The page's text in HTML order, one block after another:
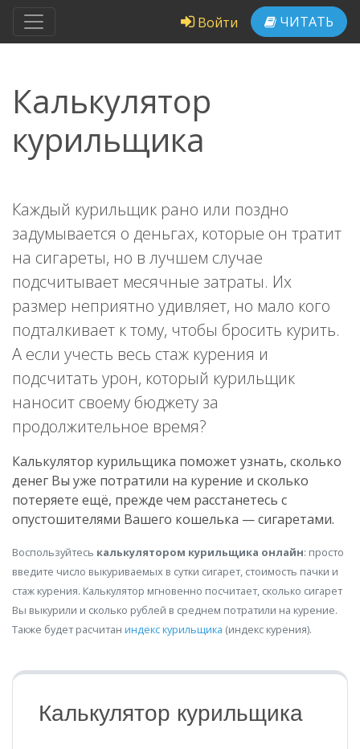
Войти ЧИТАТЬ
Калькулятор
курильщика
Каждый курильщик рано или поздно
задумывается о деньгах, которые он тратит
на сигареты, но в лучшем случае
подсчитывает месячные затраты. Их
размер неприятно удивляет, но мало кого
подталкивает к тому, чтобы бросить курить.
А если учесть весь стаж курения и
подсчитать урон, который курильщик
наносит своему бюджету за
продолжительное время?
Калькулятор курильщика поможет узнать, сколько
денег Вы уже потратили на курение и сколько
потеряете ещё, прежде чем расстанетесь с
опустошителями Вашего кошелька — сигаретами.
Воспользуйтесь калькулятором курильщика онлайн: просто
введите число выкуриваемых в сутки сигарет, стоимость пачки и
стаж курения. Калькулятор мгновенно посчитает, сколько сигарет
Вы выкурили и сколько рублей в среднем потратили на курение.
Также будет расчитан индекс курильщика (индекс курения).
Калькулятор курильщика